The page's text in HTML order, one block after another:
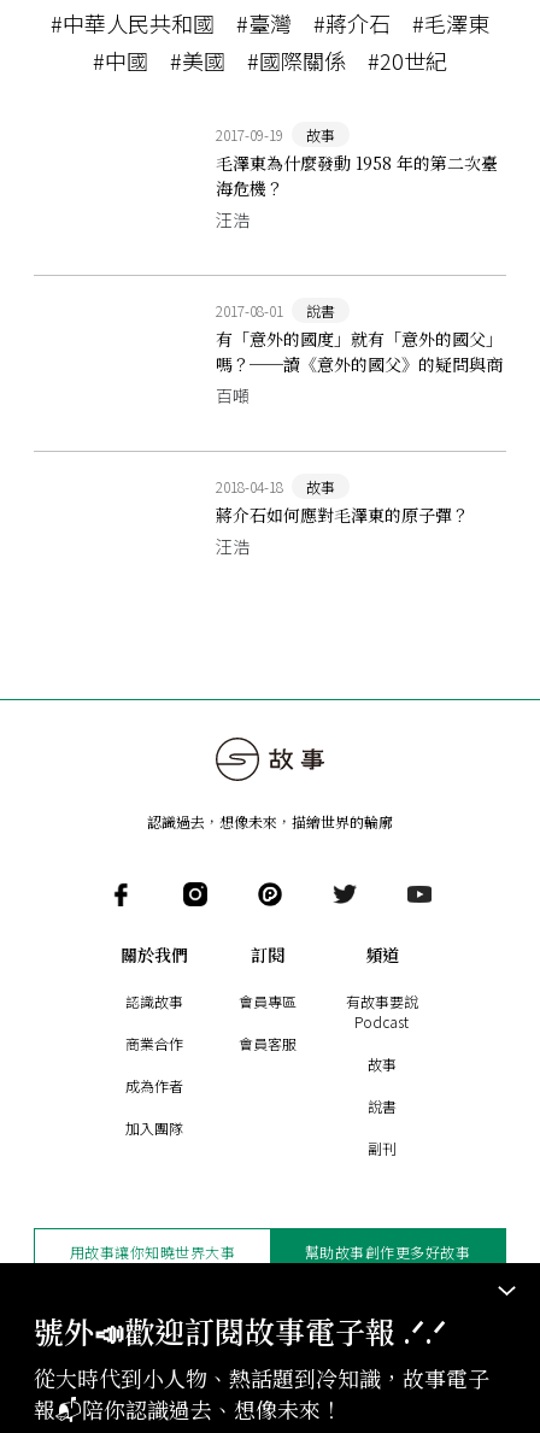
#中華人民共和國 #臺灣 #蔣介石
#毛澤東
#中國
#美國 #國際關係 #20世紀
2017-09-19 故事
毛澤東為什麼發動 1958 年的第二次臺
海危機？
汪浩
2017-08-01 說書
有「意外的國度」就有「意外的國父」
嗎？──讀《意外的國父》的疑問與商
榷
百噸
2018-04-18 故事
蔣介石如何應對毛澤東的原子彈？
汪浩
號外📣歡迎訂閱故事電子報 .ᐟ‪‪.ᐟ
從大時代到小人物、熱話題到冷知識，故事電子
報📬陪你認識過去、想像未來！
認識過去，想像未來 ， 描繪世界的輪廓
關於我們
認識故事
商業合作
成為作者
加入團隊
訂閱
會員專區
會員客服
頻道
有故事要說
Podcast
故事
說書
副刊
版權聲明與轉載規範
授權與合作：contact@storystudio.tw
用故事讓你知曉世界大事 幫助故事創作更多好故事